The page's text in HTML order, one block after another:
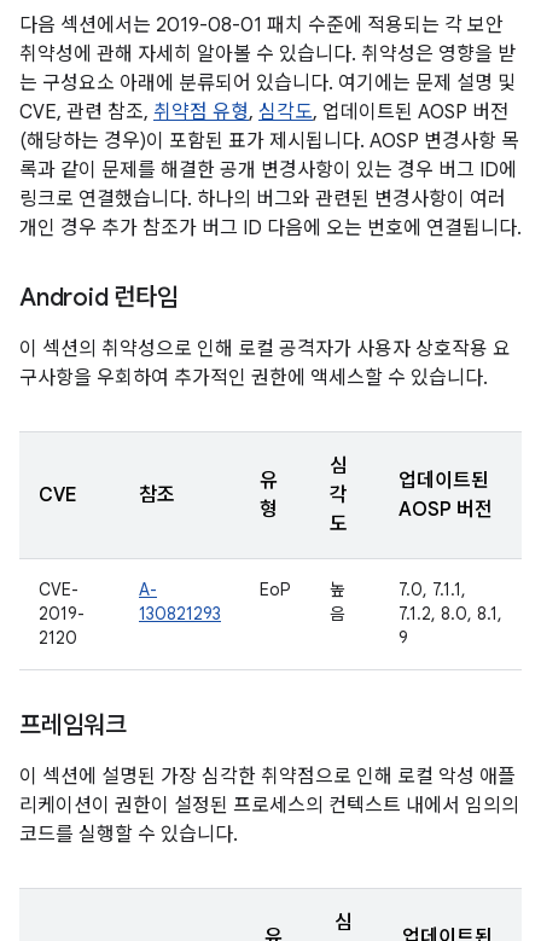
다음 섹션에서는 2019-08-01 패치 수준에 적용되는 각 보안
취약성에 관해 자세히 알아볼 수 있습니다. 취약성은 영향을 받
는 구성요소 아래에 분류되어 있습니다. 여기에는 문제 설명 및
CVE, 관련 참조, 취약점 유형, 심각도, 업데이트된 AOSP 버전
(해당하는 경우)이 포함된 표가 제시됩니다. AOSP 변경사항 목
록과 같이 문제를 해결한 공개 변경사항이 있는 경우 버그 ID에
링크로 연결했습니다. 하나의 버그와 관련된 변경사항이 여러
개인 경우 추가 참조가 버그 ID 다음에 오는 번호에 연결됩니다.
Android 런타임
이 섹션의 취약성으로 인해 로컬 공격자가 사용자 상호작용 요
구사항을 우회하여 추가적인 권한에 액세스할 수 있습니다.
CVE 참조
유
형
심
각
도
업데이트된
AOSP 버전
CVE-
2019-
2120
A-
130821293
EoP
높
음
7.0, 7.1.1,
7.1.2, 8.0, 8.1,
9
프레임워크
이 섹션에 설명된 가장 심각한 취약점으로 인해 로컬 악성 애플
리케이션이 권한이 설정된 프로세스의 컨텍스트 내에서 임의의
코드를 실행할 수 있습니다.
심